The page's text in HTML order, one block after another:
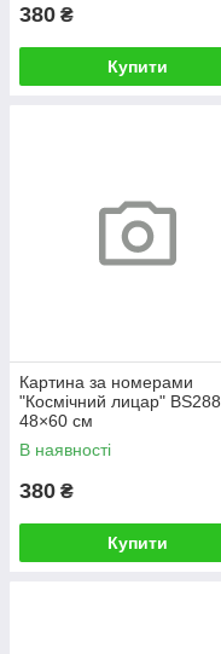
380 ₴
Купити
Картина за номерами
"Космічний лицар"
48×60 см
В наявності
380 ₴
Купити